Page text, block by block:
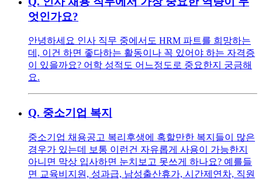
엇인가요?
안녕하세요 인사 직무 중에서도 HRM 파트를 희망하는
데, 이건 하면 좋다하는 활동이나 꼭 있어야 하는 자격증
이 있을까요? 어학 성적도 어느정도로 중요한지 궁금해
요.
Q. 중소기업 복지
중소기업 채용공고 복리후생에 혹할만한 복지들이 많은
경우가 있는데 보통 이런건 자유롭게 사용이 가능한지
아니면 막상 입사하면 눈치보고 못쓰게 하나요? 예를들
면 교육비지원, 성과급, 남성출산휴가, 시간제연차, 직원